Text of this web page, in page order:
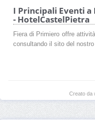
I Principali Eventi
- HotelCastelPietra
Fiera di Primiero offre
consultando il sito del nostro
Creato da